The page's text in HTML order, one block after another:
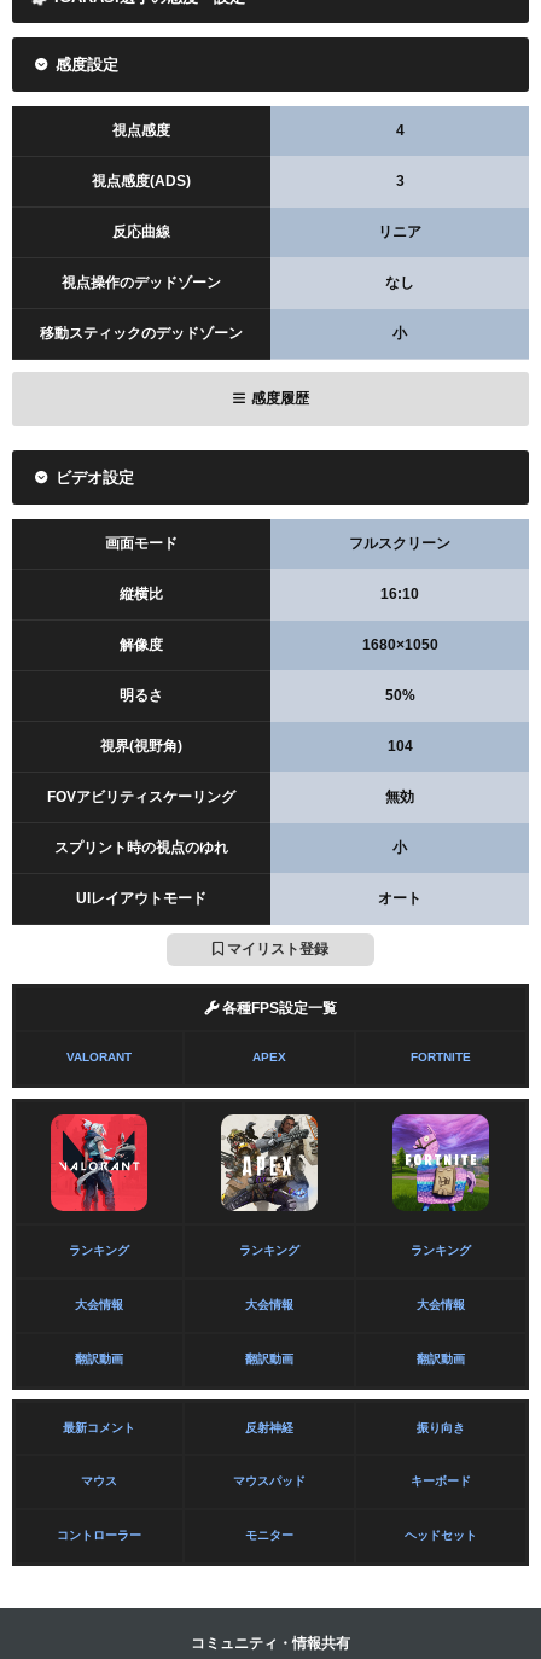
Amazonで検索 楽天で検索
感度設定
視点感度 4
視点感度(ADS) 3
反応曲線 リニア
視点操作のデッドゾーン なし
移動スティックのデッドゾーン 小
感度履歴
ビデオ設定
画面モード フルスクリーン
縦横比 16:10
解像度 1680×1050
明るさ 50%
視界(視野角) 104
FOVアビリティスケーリング 無効
スプリント時の視点のゆれ 小
UIレイアウトモード オート
マイリスト登録
各種FPS設定一覧
VALORANT APEX FORTNITE
ランキング ランキング ランキング
大会情報 大会情報 大会情報
翻訳動画 翻訳動画 翻訳動画
最新コメント 反射神経 振り向き
マウス マウスパッド キーボード
コントローラー モニター ヘッドセット
コミュニティ・情報共有